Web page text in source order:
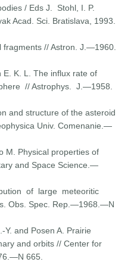
/ Eds J. Stohl, I. P.
Acad. Sci. Bratislava, 1993.
// Astron. J.—1960.
K. L. The influx rate of
// Astrophys. J.—1958.
and structure of the asteroid
Univ. Comenanie.—
M. Physical properties of
and Space Science.—
of large meteoritic
Obs. Spec. Rep.—1968.—N
and Posen A. Prairie
and orbits // Center for
665.